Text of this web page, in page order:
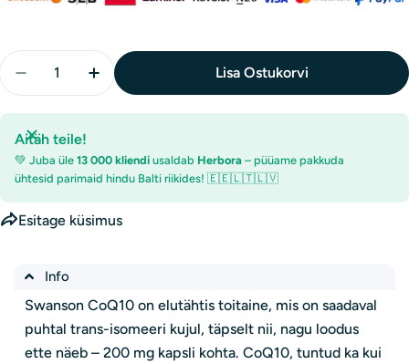
Vähenda Swanson CoQ10 200 Mg - 90 Kapslit
Suurenda Swanson CoQ10 200 Mg - 90
Lisa Ostukorvi
Aitäh teile!
💚 Juba üle 13 000 kliendi usaldab Herbora – püüame pakkuda
ühtesid parimaid hindu Balti riikides! 🇪🇪🇱🇹🇱🇻
Esitage küsimus
Info
Swanson CoQ10 on elutähtis toitaine, mis on saadaval
puhtal trans-isomeeri kujul, täpselt nii, nagu loodus
ette näeb – 200 mg kapsli kohta. CoQ10, tuntud ka kui